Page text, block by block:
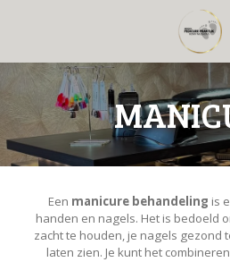
naar
hoofdinhoud
Een manicure behandeling is
handen en nagels. Het is bedoeld
zacht te houden, je nagels gezond
laten zien. Je kunt het